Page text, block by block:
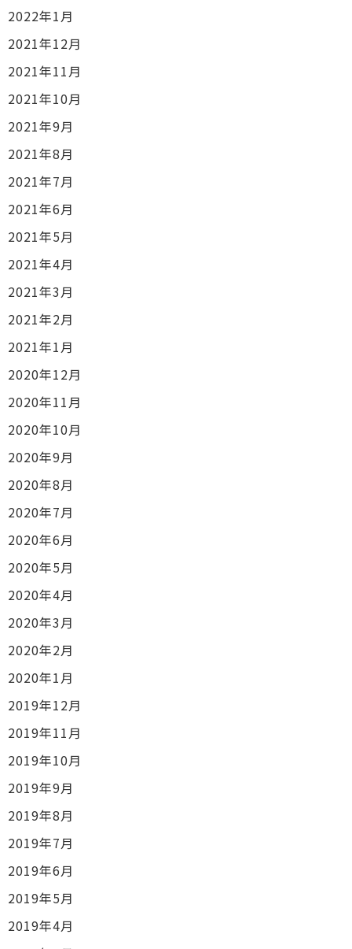
2022年1月
2021年12月
2021年11月
2021年10月
2021年9月
2021年8月
2021年7月
2021年6月
2021年5月
2021年4月
2021年3月
2021年2月
2021年1月
2020年12月
2020年11月
2020年10月
2020年9月
2020年8月
2020年7月
2020年6月
2020年5月
2020年4月
2020年3月
2020年2月
2020年1月
2019年12月
2019年11月
2019年10月
2019年9月
2019年8月
2019年7月
2019年6月
2019年5月
2019年4月